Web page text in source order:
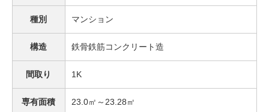
種別 マンション
構造 鉄骨鉄筋コンクリート造
間取り 1K
専有面積 23.0㎡～23.28㎡